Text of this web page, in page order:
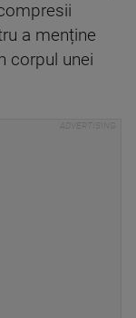
a menține
corpul unei